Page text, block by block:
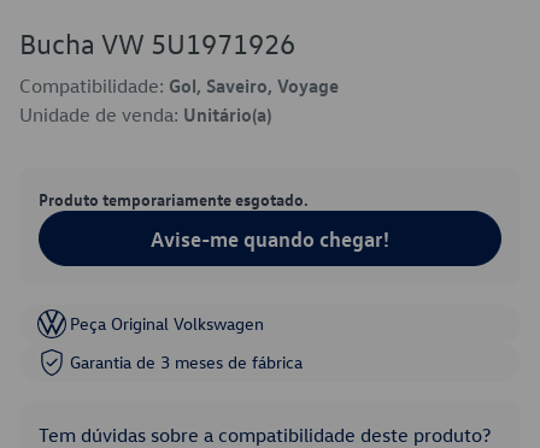
Bucha VW 5U1971926
Compatibilidade: Gol, Saveiro, Voyage
Unidade de venda: Unitário(a)
Produto temporariamente esgotado.
Avise-me quando chegar!
Peça Original Volkswagen
Garantia de 3 meses de fábrica
Tem dúvidas sobre a compatibilidade deste produto?